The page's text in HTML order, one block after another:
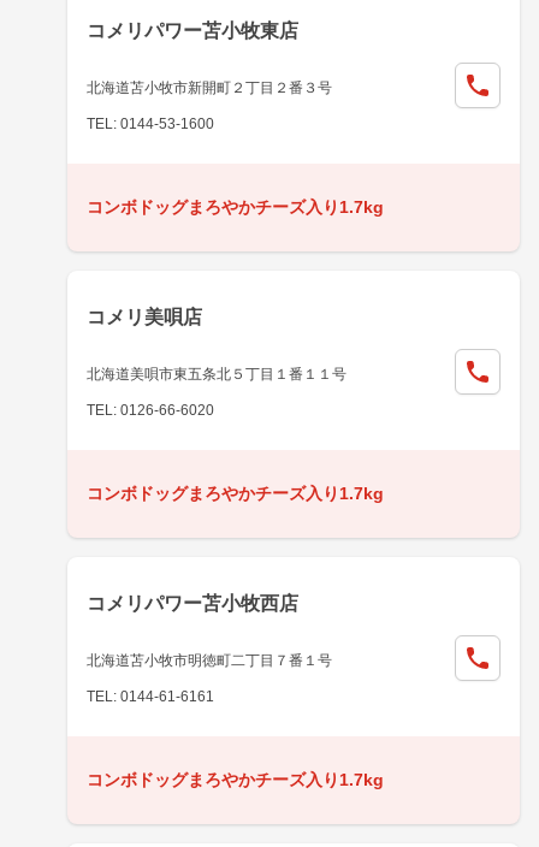
コメリパワー苫小牧東店
北海道苫小牧市新開町２丁目２番３号
TEL: 0144-53-1600
コンボドッグまろやかチーズ入り1.7kg
コメリ美唄店
北海道美唄市東五条北５丁目１番１１号
TEL: 0126-66-6020
コンボドッグまろやかチーズ入り1.7kg
コメリパワー苫小牧西店
北海道苫小牧市明徳町二丁目７番１号
TEL: 0144-61-6161
コンボドッグまろやかチーズ入り1.7kg